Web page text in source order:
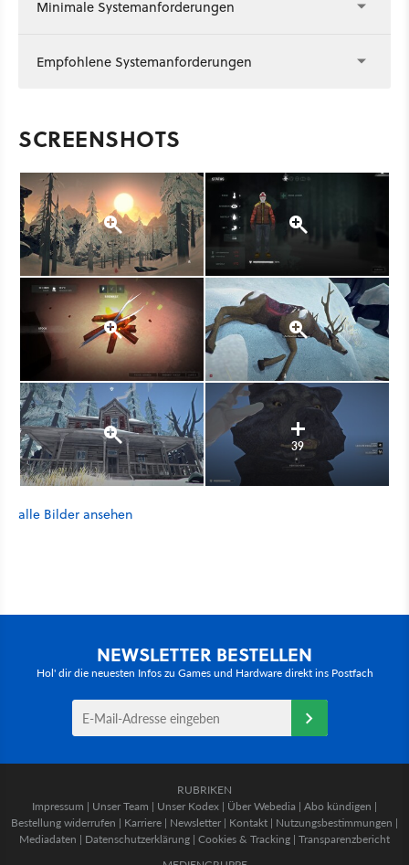
Minimale Systemanforderungen
Empfohlene Systemanforderungen
SCREENSHOTS
39
alle Bilder ansehen
NEWSLETTER BESTELLEN
Hol' dir die neuesten Infos zu Games und Hardware direkt ins Postfach
RUBRIKEN
Impressum | Unser Team | Unser Kodex | Über Webedia | Abo kündigen |
Bestellung widerrufen | Karriere | Newsletter | Kontakt | Nutzungsbestimmungen |
Mediadaten | Datenschutzerklärung | Cookies & Tracking | Transparenzbericht